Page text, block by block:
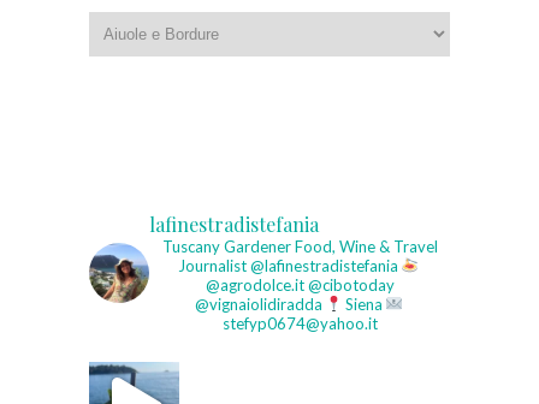
lafinestradistefania
Tuscany GardenerFood, Wine & Travel
Journalist@lafinestradistefania
@agrodolce.it @cibotoday
@vignaiolidiradda
Siena
stefyp0674@yahoo.it